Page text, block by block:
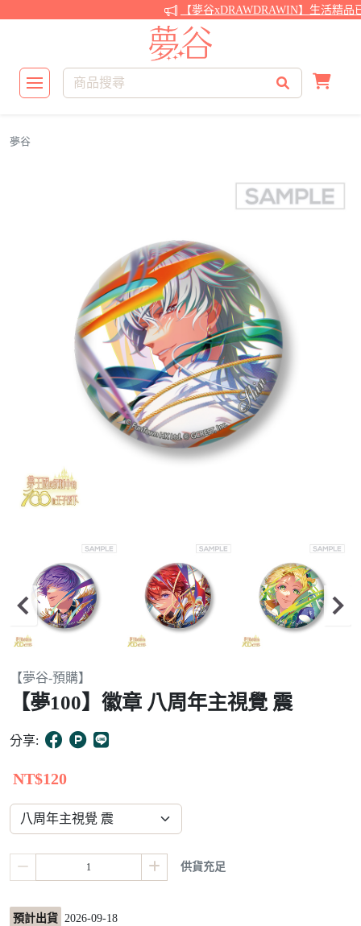
【夢谷xDRAWDRAWIN】生活精品
夢谷
Item
8
【夢谷-預購】
【夢100】徽章 八周年主視覺 震
分享:
NT$120
供貨充足
預計出貨 2026-09-18